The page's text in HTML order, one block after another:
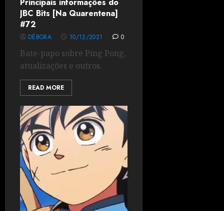
JBC Bits [Na Quarentena]
#72
DÉBORA 10/12/2021 0
Bate-papo sobre Ping Pong,
atualizações e outros.
READ MORE